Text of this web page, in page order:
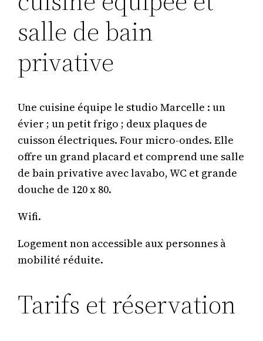
salle de bain
privative
Une cuisine équipe le studio Marcelle : un
évier ; un petit frigo ; deux plaques de
cuisson électriques. Four micro-ondes. Elle
offre un grand placard et comprend une salle
de bain privative avec lavabo, WC et grande
douche de 120 x 80.
Wifi.
Logement non accessible aux personnes à
mobilité réduite.
Tarifs et réservation